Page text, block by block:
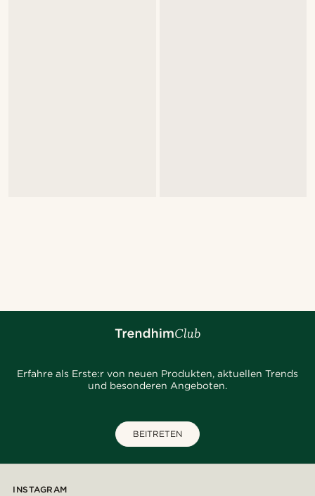
Erfahre als Erste:r von neuen Produkten, aktuellen Trends
und besonderen Angeboten.
BEITRETEN
INSTAGRAM